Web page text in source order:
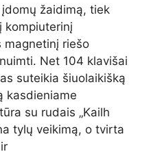
žaidimą, tiek
kompiuterinį
magnetinį riešo
Net 104 klavišai
suteikia šiuolaikišką
kasdieniame
su rudais „Kailh
tylų veikimą, o tvirta